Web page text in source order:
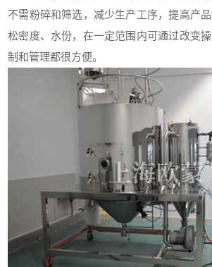
不需粉碎和筛选，减少生产工序，提高产品
松密度、水份，在一定范围内可通过改变
制和管理都很方便。